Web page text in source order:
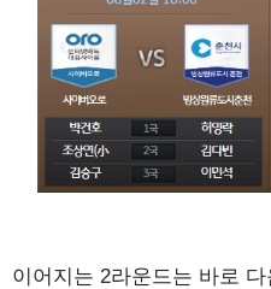
이어지는 2라운드는 바로